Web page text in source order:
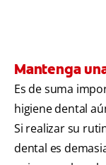
Mantenga
Es de suma
higiene dental
Si realizar su
dental es